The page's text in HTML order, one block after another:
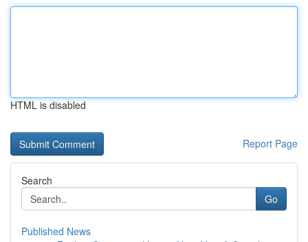
HTML is disabled
Report Page
Search
Go
Published News